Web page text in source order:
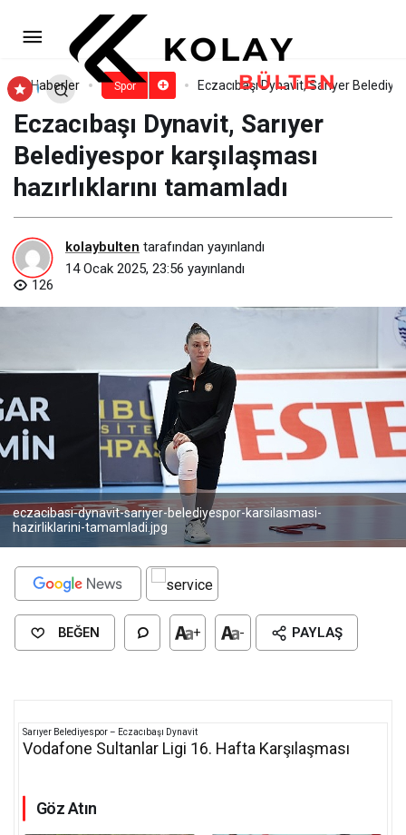
Haberler Spor Eczacıbaşı Dynavit, Sarıyer
Eczacıbaşı Dynavit, Sarıyer
Belediyespor karşılaşması
hazırlıklarını tamamladı
kolaybulten tarafından yayınlandı
14 Ocak 2025, 23:56 yayınlandı
126
eczacibasi-dynavit-sariyer-belediyespor-karsilasmasi-
hazirliklarini-tamamladi.jpg
BEĞEN + - PAYLAŞ
Sarıyer Belediyespor – Eczacıbaşı Dynavit
Vodafone Sultanlar Ligi 16. Hafta Karşılaşması
Göz Atın
Süper Lig’de Tekrarlar Artık
Anında ve Kesintisiz Ekranda
Yorum Yap Paylaş